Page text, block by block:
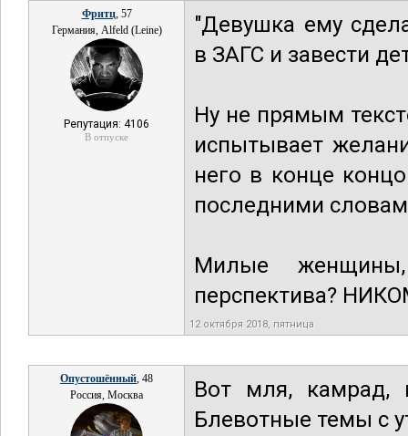
Фритц, 57
Германия, Alfeld (Leine)
Репутация: 4106
В отпуске
"Девушка ему
в ЗАГС и завести
Ну не прямым
испытывает
него в конце
последними
Милые
перспектива?
12 октября 2018, пятница
Опустошённый, 48
Россия, Москва
Вот мля, камрад,
Блевотные темы с